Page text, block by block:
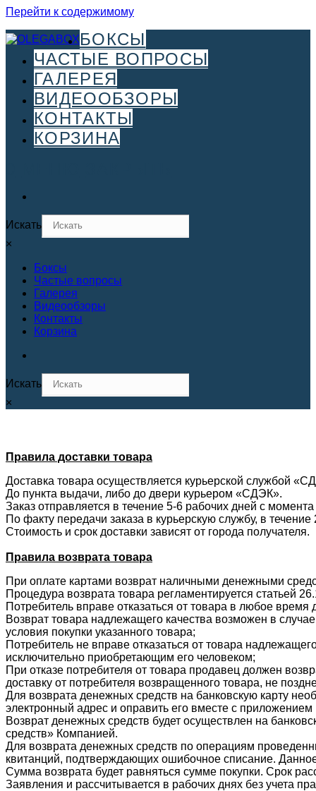
Перейти к содержимому
БОКСЫ
ЧАСТЫЕ ВОПРОСЫ
ГАЛЕРЕЯ
ВИДЕООБЗОРЫ
КОНТАКТЫ
КОРЗИНА
Искать
×
Боксы
Частые вопросы
Галерея
Видеообзоры
Контакты
Корзина
Искать
×
Правила доставки товара
Доставка товара осуществляется курьерской службой
До пункта выдачи, либо до двери курьером «СДЭК».
Заказ отправляется в течение 5-6 рабочих дней с
По факту передачи заказа в курьерскую службу, в
Стоимость и срок доставки зависят от города получателя.
Правила возврата товара
При оплате картами возврат наличными денежными
Процедура возврата товара регламентируется статьей
Потребитель вправе отказаться от товара в любое
Возврат товара надлежащего качества возможен в
условия покупки указанного товара;
Потребитель не вправе отказаться от товара
исключительно приобретающим его человеком;
При отказе потребителя от товара продавец должен
доставку от потребителя возвращенного товара, не
Для возврата денежных средств на банковскую карту
электронный адрес и оправить его вместе с
Возврат денежных средств будет осуществлен на
средств» Компанией.
Для возврата денежных средств по операциям
квитанций, подтверждающих ошибочное списание.
Сумма возврата будет равняться сумме покупки. Срок
Заявления и рассчитывается в рабочих днях без учета